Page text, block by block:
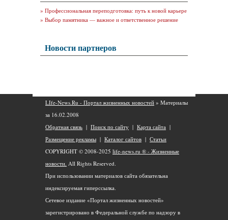
» Профессиональная переподготовка: путь к новой карьере
» Выбор памятника — важное и ответственное решение
Новости партнеров
LIfe-News.Ru - Портал жизненных новостей » Материалы
за 16.02.2008
Обратная связь | Поиск по сайту | Карта сайта |
Размещение рекламы | Каталог сайтов | Статьи
COPYRIGHT © 2008-2025 life-news.ru ® - Жизненные
новости. All Rights Reserved.
При использовании материалов сайта обязательна
индексируемая гиперссылка.
Сетевое издание «Портал жизненных новостей»
зарегистрировано в Федеральной службе по надзору в